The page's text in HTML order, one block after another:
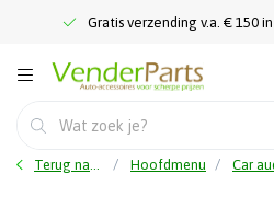
Gratis verzending v.a. € 150
Terug naar home Hoofdmenu Car